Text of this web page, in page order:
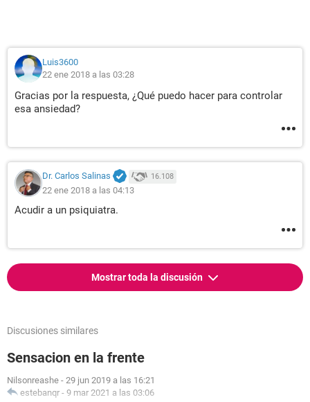
Luis3600
22 ene 2018 a las 03:28
Gracias por la respuesta, ¿Qué puedo hacer para controlar
esa ansiedad?
Dr. Carlos Salinas 16.108
22 ene 2018 a las 04:13
Acudir a un psiquiatra.
Mostrar toda la discusión
Discusiones similares
Sensacion en la frente
Nilsonreashe - 29 jun 2019 a las 16:21
estebanqr - 9 mar 2021 a las 03:06